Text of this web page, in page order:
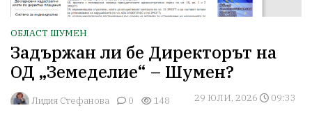
ОБЛАСТ ШУМЕН
Задържан ли бе Директорът на
ОД „Земеделие“ – Шумен?
Лидия Стефанова 0 148 29 ЮЛИ, 2026 09:33